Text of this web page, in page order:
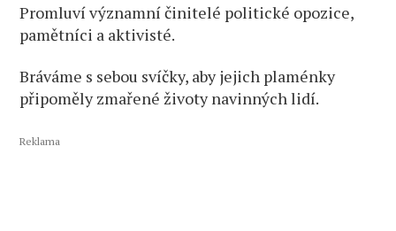
Promluví významní činitelé politické opozice,
pamětníci a aktivisté.
Bráváme s sebou svíčky, aby jejich plaménky
připoměly zmařené životy navinných lidí.
Reklama